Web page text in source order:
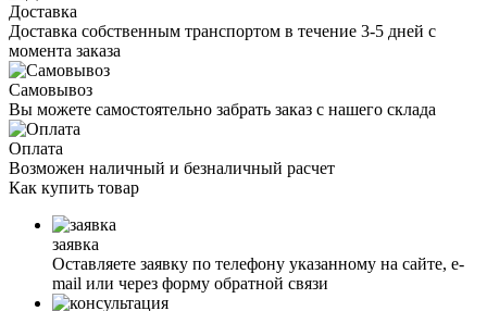
Доставка
Доставка собственным транспортом в течение 3-5 дней с
момента заказа
Самовывоз
Вы можете самостоятельно забрать заказ с нашего склада
Оплата
Возможен наличный и безналичный расчет
Как купить товар
заявка
Оставляете заявку по телефону указанному на сайте, е-
mail или через форму обратной связи